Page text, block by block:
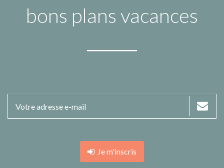
bons plans vacances
Je m'inscris